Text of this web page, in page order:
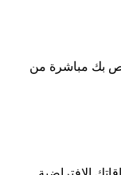
بك مباشرة من